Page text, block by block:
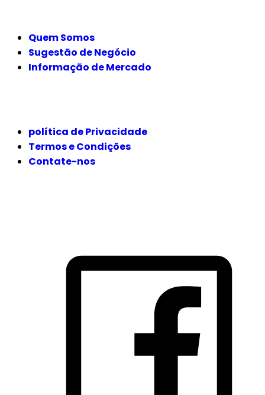
Quem Somos
Sugestão de Negócio
Informação de Mercado
política de Privacidade
Termos e Condições
Contate-nos